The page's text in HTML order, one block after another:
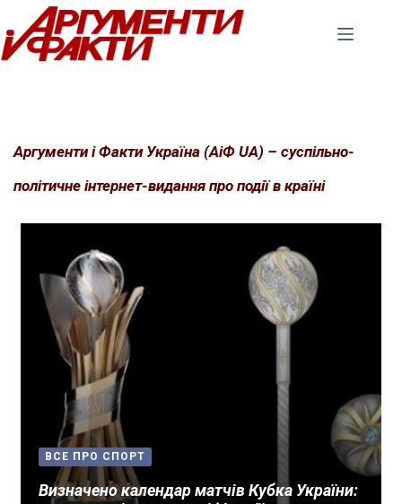
Перейти
до
вмісту
Аргументи і Факти Україна (АіФ UA) – суспільно-
політичне інтернет-видання про події в країні
ВСЕ ПРО СПОРТ
Визначено календар матчів Кубка України: